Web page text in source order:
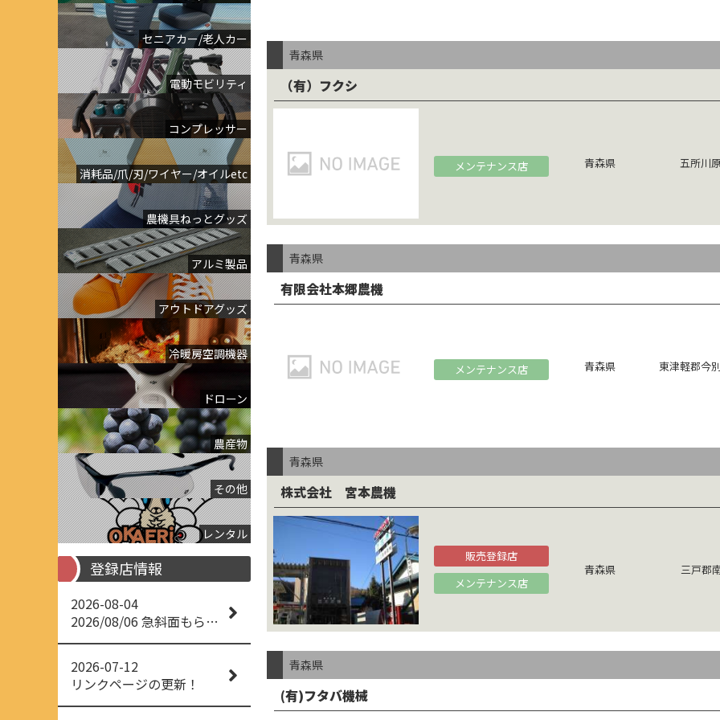
セニアカー/老人カー
電動モビリティ
コンプレッサー
消耗品/爪/刃/ワイヤー/オイルetc
農機具ねっとグッズ
アルミ製品
アウトドアグッズ
冷暖房空調機器
ドローン
農産物
その他
レンタル
登録店情報
2026-08-04
2026/08/06 急斜面もらくらく草刈り
2026-07-12
リンクページの更新！
青森県
（有）フクシ
メンテナンス店 青森県 五所川
青森県
有限会社本郷農機
メンテナンス店 青森県 東津軽郡今
青森県
株式会社 宮本農機
販売登録店
メンテナンス店
青森県 三戸郡
青森県
(有)フタバ機械